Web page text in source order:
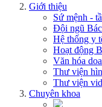
Giới thiệu
Sứ mệnh -
Đội ngũ
Hệ thống y
Hoạt động
Văn hóa
Thư viện
Thư viện
Chuyên khoa